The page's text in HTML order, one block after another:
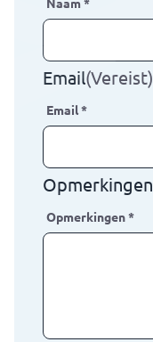
Email(Vereist)
Email*
Opmerkingen
Opmerkingen*